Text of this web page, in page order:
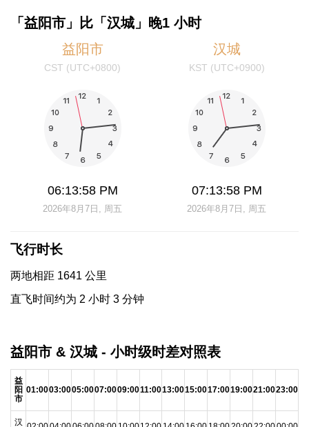
「益阳市」比「汉城」晚1 小时
益阳市
CST (UTC+0800)
06:13:58 PM
2026年8月7日, 周五
汉城
KST (UTC+0900)
07:13:58 PM
2026年8月7日, 周五
飞行时长
两地相距 1641 公里
直飞时间约为 2 小时 3 分钟
益阳市 & 汉城 - 小时级时差对照表
益
阳
市
01:0003:0005:0007:0009:0011:0013:0015:0017:0019:0021:0023:00
汉